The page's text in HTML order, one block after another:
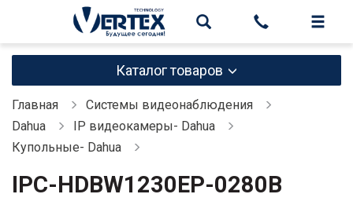
Каталог товаров
Главная
Системы видеонаблюдения
Dahua
IP видеокамеры- Dahua
Купольные- Dahua
IPC-HDBW1230EP-0280B